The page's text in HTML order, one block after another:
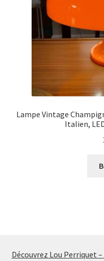
Lampe Vintage
Italien,
Découvrez Lou Perriquet